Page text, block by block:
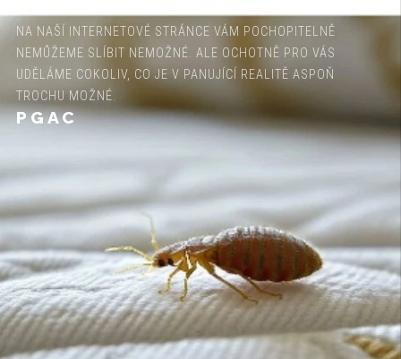
NA NAŠÍ INTERNETOVÉ STRÁNCE VÁM POCHOPITELNĚ
NEMŮŽEME SLÍBIT NEMOŽNÉ. ALE OCHOTNĚ PRO VÁS
UDĚLÁME COKOLIV, CO JE V PANUJÍCÍ REALITĚ ASPOŇ
TROCHU MOŽNÉ.
PGAC